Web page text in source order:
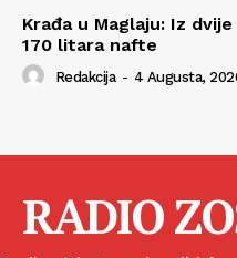
Krađa u Maglaju: Iz
170 litara nafte
Redakcija - 4 Augusta,
RADIO